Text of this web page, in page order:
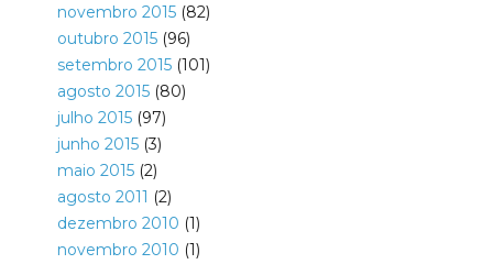
novembro 2015(82)
outubro 2015(96)
setembro 2015(101)
agosto 2015(80)
julho 2015(97)
junho 2015(3)
maio 2015(2)
agosto 2011 (2)
dezembro 2010 (1)
novembro 2010 (1)